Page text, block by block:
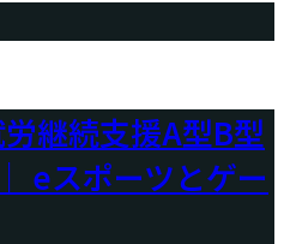
継続支援A型B型
eスポーツとゲー